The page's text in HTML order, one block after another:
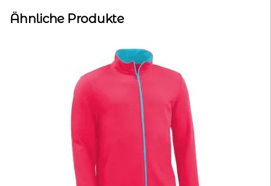
Ähnliche Produkte